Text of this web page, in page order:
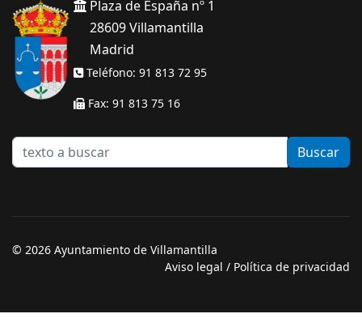
Plaza de España nº 1
28609 Villamantilla
Madrid
Teléfono: 91 813 72 95
Fax: 91 813 75 16
texto
a
Buscar
© 2026 Ayuntamiento de Villamantilla
Aviso legal / Política de privacidad